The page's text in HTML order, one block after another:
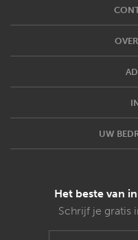
UW
Het beste van
Schrijf je gratis